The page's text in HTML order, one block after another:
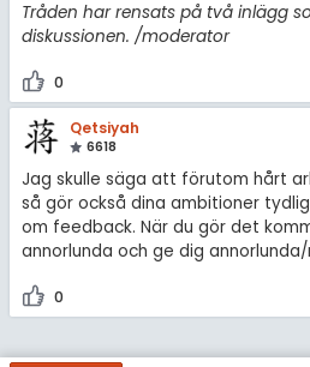
Tråden har rensats på två inlägg
diskussionen. /moderator
0
Qetsiyah
6618
Jag skulle säga att förutom hårt
så gör också dina ambitioner
om feedback. När du gör det
annorlunda och ge dig
0